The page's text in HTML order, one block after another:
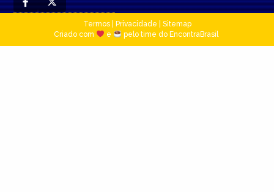
Termos| Privacidade
Sitemap
Criado com
e pelo time do EncontraBrasil